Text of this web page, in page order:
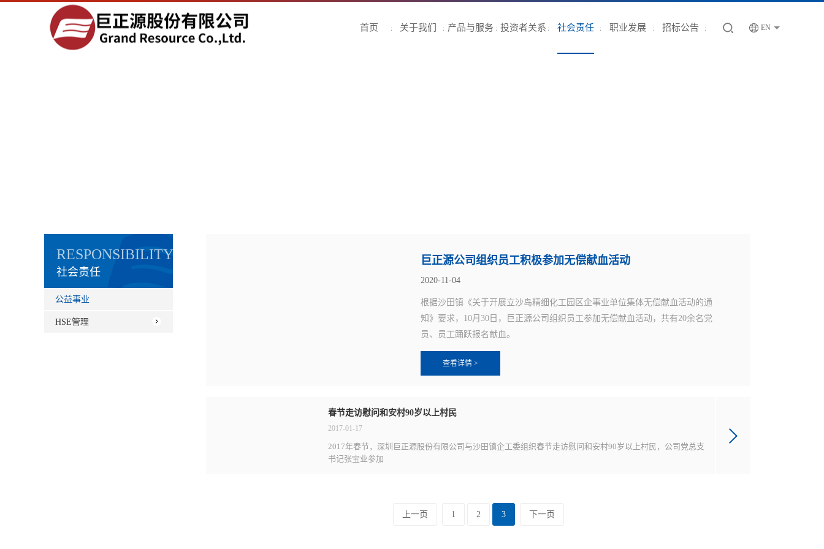
首页 关于我们 产品与服务 投资者关系 社会责任 职业发展 招标公告 EN
RESPONSIBILITY
社会责任
公益事业
HSE管理
巨正源公司组织员工积极参加无偿献血活动
2020-11-04
根据沙田镇《关于开展立沙岛精细化工园区企事业单位集体无偿献血活动的通
知》要求，10月30日，巨正源公司组织员工参加无偿献血活动，共有20余名党
员、员工踊跃报名献血。
查看详情 >
春节走访慰问和安村90岁以上村民
2017-01-17
2017年春节，深圳巨正源股份有限公司与沙田镇企工委组织春节走访慰问和安村90岁以上村民，公司党总支
书记张宝业参加
上一页 1 2 3 下一页